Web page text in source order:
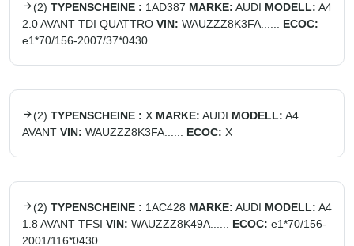
(2) TYPENSCHEINE : 1AD387 MARKE: AUDI MODELL: A4
2.0 AVANT TDI QUATTRO VIN: WAUZZZ8K3FA......
ECOC:
e1*70/156-2007/37*0430
(2) TYPENSCHEINE : X MARKE: AUDI MODELL: A4
AVANT VIN: WAUZZZ8K3FA...... ECOC: X
(2) TYPENSCHEINE : 1AC428 MARKE: AUDI MODELL: A4
1.8 AVANT TFSI VIN: WAUZZZ8K49A...... ECOC: e1*70/156-
2001/116*0430